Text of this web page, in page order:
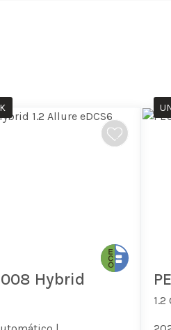
Hybrid
1.2